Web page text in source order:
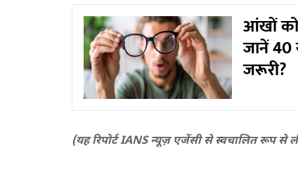
आंखों को
जानें 40
जरूरी?
(यह रिपोर्ट IANS न्यूज़ एजेंसी से स्वचालित रूप से